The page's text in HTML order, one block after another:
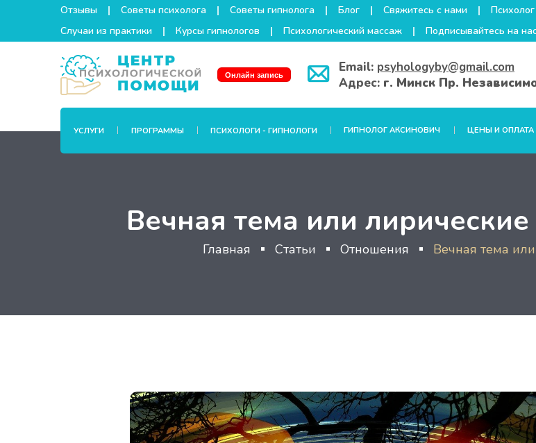
Отзывы Советы психолога Советы гипнолога Блог Свяжитесь с нами
Случаи из практики
Курсы гипнологов Психологический массаж Подписывайтесь на
Онлайн запись Email: psyhologyby@gmail.com
Адрес: г. Минск Пр.
УСЛУГИ ПРОГРАММЫ ПСИХОЛОГИ - ГИПНОЛОГИ ГИПНОЛОГ АКСИНОВИЧ ЦЕНЫ И ОПЛАТА
Вечная тема или
Главная Статьи Отношения Вечная тема